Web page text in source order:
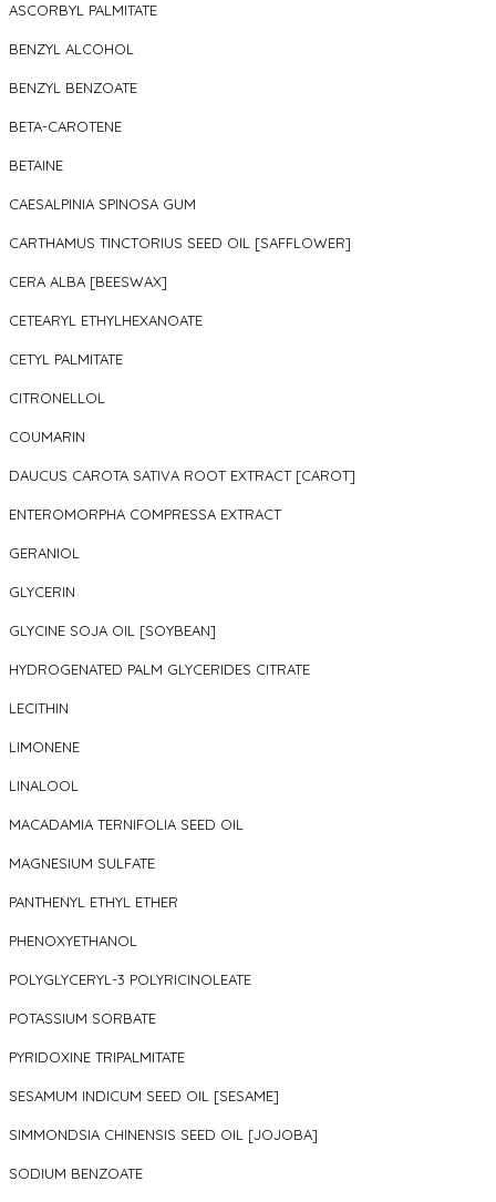
ASCORBYL PALMITATE
BENZYL ALCOHOL
BENZYL BENZOATE
BETA-CAROTENE
BETAINE
CAESALPINIA SPINOSA GUM
CARTHAMUS TINCTORIUS SEED OIL [SAFFLOWER]
CERA ALBA [BEESWAX]
CETEARYL ETHYLHEXANOATE
CETYL PALMITATE
CITRONELLOL
COUMARIN
DAUCUS CAROTA SATIVA ROOT EXTRACT [CAROT]
ENTEROMORPHA COMPRESSA EXTRACT
GERANIOL
GLYCERIN
GLYCINE SOJA OIL [SOYBEAN]
HYDROGENATED PALM GLYCERIDES CITRATE
LECITHIN
LIMONENE
LINALOOL
MACADAMIA TERNIFOLIA SEED OIL
MAGNESIUM SULFATE
PANTHENYL ETHYL ETHER
PHENOXYETHANOL
POLYGLYCERYL-3 POLYRICINOLEATE
POTASSIUM SORBATE
PYRIDOXINE TRIPALMITATE
SESAMUM INDICUM SEED OIL [SESAME]
SIMMONDSIA CHINENSIS SEED OIL [JOJOBA]
SODIUM BENZOATE